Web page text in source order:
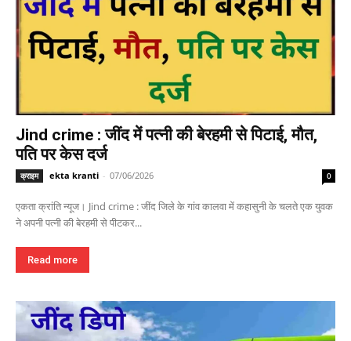
Jind crime : जींद में पत्नी की बेरहमी से पिटाई, मौत,
पति पर केस दर्ज
क्राइम ekta kranti - 07/06/2026 0
एकता क्रांति न्यूज। Jind crime : जींद जिले के गांव कालवा में कहासुनी के चलते एक युवक
ने अपनी पत्नी की बेरहमी से पीटकर...
Read more